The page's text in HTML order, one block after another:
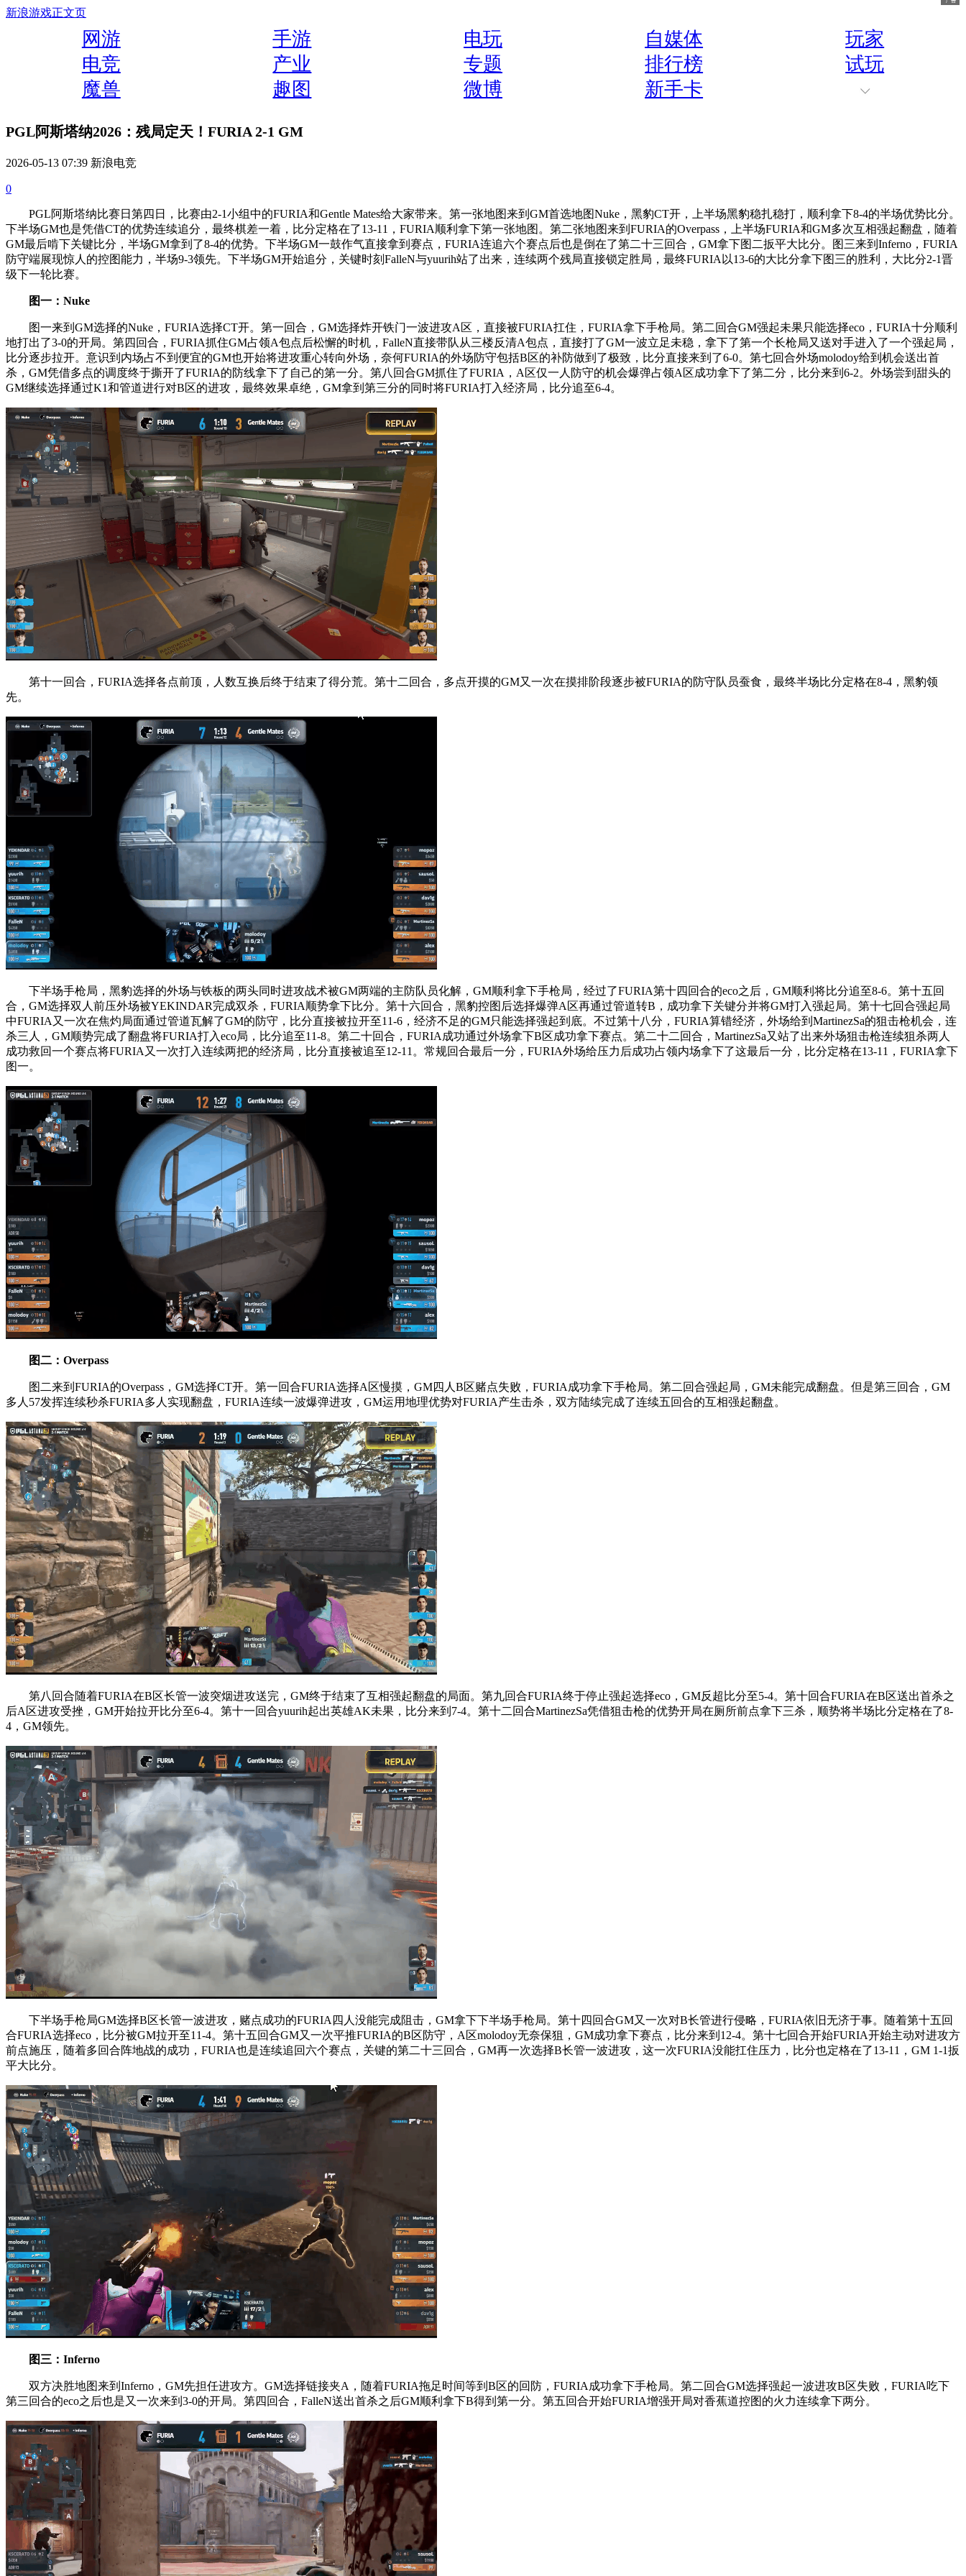
新浪游戏正文页
网游 手游 电玩 自媒体
玩家
电竞
产业 专题 排行榜
试玩
魔兽
趣图 微博 新手卡
PGL阿斯塔纳2026：残局定天！FURIA 2-1 GM
2026-05-13 07:39 新浪电竞
0
PGL阿斯塔纳比赛日第四日，比赛由2-1小组中的FURIA和Gentle Mates给大家带来。第一张地图来到GM首选地图Nuke，黑豹CT开，上半场黑豹稳扎稳打，顺利拿下8-4的半场优势比分。
下半场GM也是凭借CT的优势连续追分，最终棋差一着，比分定格在了13-11，FURIA顺利拿下第一张地图。第二张地图来到FURIA的Overpass，上半场FURIA和GM多次互相强起翻盘，随着
GM最后啃下关键比分，半场GM拿到了8-4的优势。下半场GM一鼓作气直接拿到赛点，FURIA连追六个赛点后也是倒在了第二十三回合，GM拿下图二扳平大比分。图三来到Inferno，FURIA
防守端展现惊人的控图能力，半场9-3领先。下半场GM开始追分，关键时刻FalleN与yuurih站了出来，连续两个残局直接锁定胜局，最终FURIA以13-6的大比分拿下图三的胜利，大比分2-1晋
级下一轮比赛。
图一：Nuke
图一来到GM选择的Nuke，FURIA选择CT开。第一回合，GM选择炸开铁门一波进攻A区，直接被FURIA扛住，FURIA拿下手枪局。第二回合GM强起未果只能选择eco，FURIA十分顺利
地打出了3-0的开局。第四回合，FURIA抓住GM占领A包点后松懈的时机，FalleN直接带队从三楼反清A包点，直接打了GM一波立足未稳，拿下了第一个长枪局又送对手进入了一个强起局，
比分逐步拉开。意识到内场占不到便宜的GM也开始将进攻重心转向外场，奈何FURIA的外场防守包括B区的补防做到了极致，比分直接来到了6-0。第七回合外场molodoy给到机会送出首
杀，GM凭借多点的调度终于撕开了FURIA的防线拿下了自己的第一分。第八回合GM抓住了FURIA，A区仅一人防守的机会爆弹占领A区成功拿下了第二分，比分来到6-2。外场尝到甜头的
GM继续选择通过K1和管道进行对B区的进攻，最终效果卓绝，GM拿到第三分的同时将FURIA打入经济局，比分追至6-4。
第十一回合，FURIA选择各点前顶，人数互换后终于结束了得分荒。第十二回合，多点开摸的GM又一次在摸排阶段逐步被FURIA的防守队员蚕食，最终半场比分定格在8-4，黑豹领
先。
下半场手枪局，黑豹选择的外场与铁板的两头同时进攻战术被GM两端的主防队员化解，GM顺利拿下手枪局，经过了FURIA第十四回合的eco之后，GM顺利将比分追至8-6。第十五回
合，GM选择双人前压外场被YEKINDAR完成双杀，FURIA顺势拿下比分。第十六回合，黑豹控图后选择爆弹A区再通过管道转B，成功拿下关键分并将GM打入强起局。第十七回合强起局
中FURIA又一次在焦灼局面通过管道瓦解了GM的防守，比分直接被拉开至11-6，经济不足的GM只能选择强起到底。不过第十八分，FURIA算错经济，外场给到MartinezSa的狙击枪机会，连
杀三人，GM顺势完成了翻盘将FURIA打入eco局，比分追至11-8。第二十回合，FURIA成功通过外场拿下B区成功拿下赛点。第二十二回合，MartinezSa又站了出来外场狙击枪连续狙杀两人
成功救回一个赛点将FURIA又一次打入连续两把的经济局，比分直接被追至12-11。常规回合最后一分，FURIA外场给压力后成功占领内场拿下了这最后一分，比分定格在13-11，FURIA拿下
图一。
图二：Overpass
图二来到FURIA的Overpass，GM选择CT开。第一回合FURIA选择A区慢摸，GM四人B区赌点失败，FURIA成功拿下手枪局。第二回合强起局，GM未能完成翻盘。但是第三回合，GM
多人57发挥连续秒杀FURIA多人实现翻盘，FURIA连续一波爆弹进攻，GM运用地理优势对FURIA产生击杀，双方陆续完成了连续五回合的互相强起翻盘。
第八回合随着FURIA在B区长管一波突烟进攻送完，GM终于结束了互相强起翻盘的局面。第九回合FURIA终于停止强起选择eco，GM反超比分至5-4。第十回合FURIA在B区送出首杀之
后A区进攻受挫，GM开始拉开比分至6-4。第十一回合yuurih起出英雄AK未果，比分来到7-4。第十二回合MartinezSa凭借狙击枪的优势开局在厕所前点拿下三杀，顺势将半场比分定格在了8-
4，GM领先。
下半场手枪局GM选择B区长管一波进攻，赌点成功的FURIA四人没能完成阻击，GM拿下下半场手枪局。第十四回合GM又一次对B长管进行侵略，FURIA依旧无济于事。随着第十五回
合FURIA选择eco，比分被GM拉开至11-4。第十五回合GM又一次平推FURIA的B区防守，A区molodoy无奈保狙，GM成功拿下赛点，比分来到12-4。第十七回合开始FURIA开始主动对进攻方
前点施压，随着多回合阵地战的成功，FURIA也是连续追回六个赛点，关键的第二十三回合，GM再一次选择B长管一波进攻，这一次FURIA没能扛住压力，比分也定格在了13-11，GM 1-1扳
平大比分。
图三：Inferno
双方决胜地图来到Inferno，GM先担任进攻方。GM选择链接夹A，随着FURIA拖足时间等到B区的回防，FURIA成功拿下手枪局。第二回合GM选择强起一波进攻B区失败，FURIA吃下
第三回合的eco之后也是又一次来到3-0的开局。第四回合，FalleN送出首杀之后GM顺利拿下B得到第一分。第五回合开始FURIA增强开局对香蕉道控图的火力连续拿下两分。